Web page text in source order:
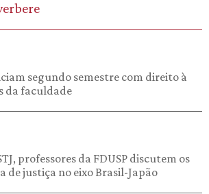
segundo semestre com direito à
da faculdade
professores da FDUSP discutem os
de justiça no eixo Brasil-Japão